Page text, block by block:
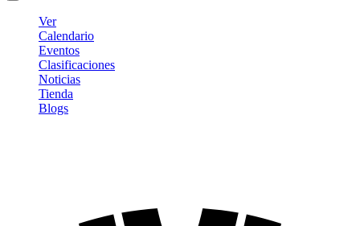
Ver
Calendario
Eventos
Clasificaciones
Noticias
Tienda
Blogs